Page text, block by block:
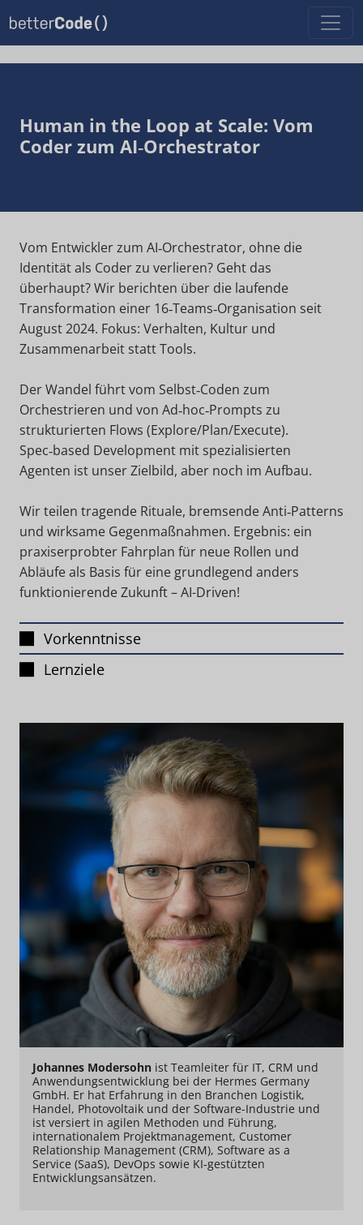
Human in the Loop at Scale: Vom
Coder zum AI‑Orchestrator
Vom Entwickler zum AI‑Orchestrator, ohne die
Identität als Coder zu verlieren? Geht das
überhaupt? Wir berichten über die laufende
Transformation einer 16‑Teams‑Organisation seit
August 2024. Fokus: Verhalten, Kultur und
Zusammenarbeit statt Tools.
Der Wandel führt vom Selbst‑Coden zum
Orchestrieren und von Ad‑hoc‑Prompts zu
strukturierten Flows (Explore/Plan/Execute).
Spec‑based Development mit spezialisierten
Agenten ist unser Zielbild, aber noch im Aufbau.
Wir teilen tragende Rituale, bremsende Anti‑Patterns
und wirksame Gegenmaßnahmen. Ergebnis: ein
praxiserprobter Fahrplan für neue Rollen und
Abläufe als Basis für eine grundlegend anders
funktionierende Zukunft – AI-Driven!
Vorkenntnisse
Lernziele
Johannes Modersohn ist Teamleiter für IT, CRM und
Anwendungsentwicklung bei der Hermes Germany
GmbH. Er hat Erfahrung in den Branchen Logistik,
Handel, Photovoltaik und der Software-Industrie und
ist versiert in agilen Methoden und Führung,
internationalem Projektmanagement, Customer
Relationship Management (CRM), Software as a
Service (SaaS), DevOps sowie KI‑gestützten
Entwicklungsansätzen.